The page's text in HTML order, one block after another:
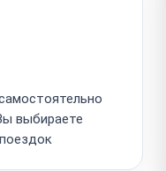
выбираете